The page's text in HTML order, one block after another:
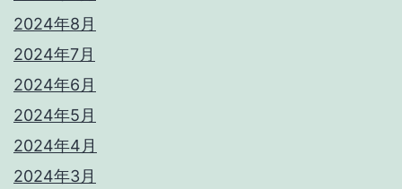
2024年8月
2024年7月
2024年6月
2024年5月
2024年4月
2024年3月